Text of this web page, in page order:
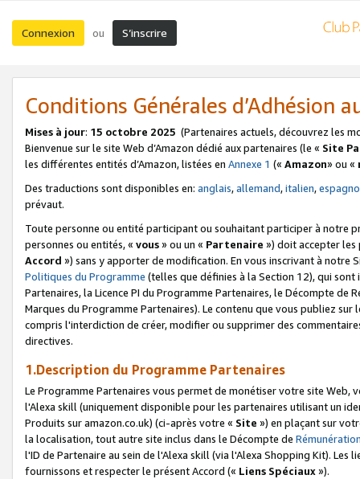
Connexion ou S’inscrire
Conditions Générales d’Adhésion
Mises à jour: 15 octobre 2025 (Partenaires actuels, découvrez les
Bienvenue sur le site Web d’Amazon dédié aux partenaires (le « Site
les différentes entités d’Amazon, listées en Annexe 1 (« Amazon» ou «
Des traductions sont disponibles en: anglais,allemand,italien,
prévaut.
Toute personne ou entité participant ou souhaitant participer à notre
personnes ou entités, « vous» ou un « Partenaire ») doit accepter les
Accord ») sans y apporter de modification. En vous inscrivant à notre
Politiques du Programme (telles que définies à la Section 12), qui
Partenaires, la Licence PI du Programme Partenaires, le Décompte de
Marques du Programme Partenaires). Le contenu que vous publiez
compris l'interdiction de créer, modifier ou supprimer des
directives.
1.Description du Programme Partenaires
Le Programme Partenaires vous permet de monétiser votre site Web,
l'Alexa skill (uniquement disponible pour les partenaires utilisant un
Produits sur amazon.co.uk) (ci-après votre « Site ») en plaçant sur
la localisation, tout autre site inclus dans le Décompte de
l'ID de Partenaire au sein de l'Alexa skill (via l'Alexa Shopping Kit).
fournissons et respecter le présent Accord (« Liens Spéciaux»).